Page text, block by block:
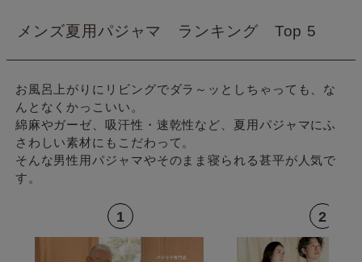
メンズ夏用パジャマ ランキング Top 5
お風呂上がりにリビングでダラ～ッとしちゃっても、な
んとなくかっこいい。
綿麻やガーゼ、吸汗性・速乾性など、夏用パジャマにふ
さわしい素材にもこだわって。
そんな男性用パジャマやそのまま寝られる甚平が人気で
す。